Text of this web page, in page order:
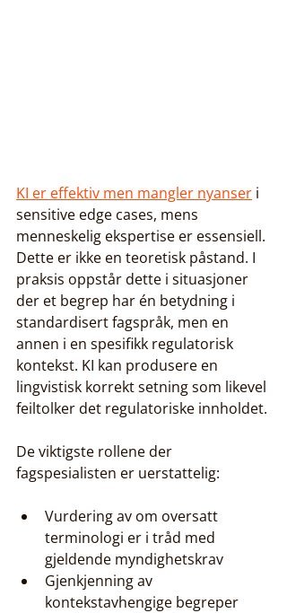
KI er effektiv men mangler nyanser i
sensitive edge cases, mens
menneskelig ekspertise er essensiell.
Dette er ikke en teoretisk påstand. I
praksis oppstår dette i situasjoner
der et begrep har én betydning i
standardisert fagspråk, men en
annen i en spesifikk regulatorisk
kontekst. KI kan produsere en
lingvistisk korrekt setning som likevel
feiltolker det regulatoriske innholdet.
De viktigste rollene der
fagspesialisten er uerstattelig:
Vurdering av om oversatt
terminologi er i tråd med
gjeldende myndighetskrav
Gjenkjenning av
kontekstavhengige begreper